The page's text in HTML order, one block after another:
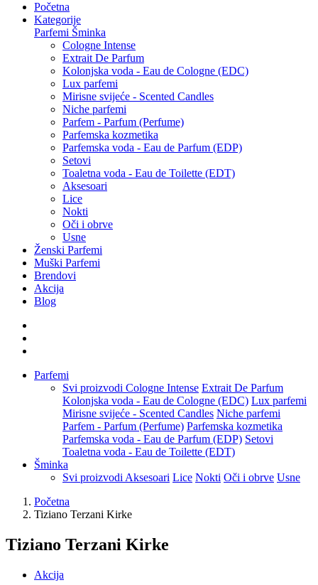
Početna
Kategorije
Parfemi Šminka
Cologne Intense
Extrait De Parfum
Kolonjska voda - Eau de Cologne (EDC)
Lux parfemi
Mirisne svijeće - Scented Candles
Niche parfemi
Parfem - Parfum (Perfume)
Parfemska kozmetika
Parfemska voda - Eau de Parfum (EDP)
Setovi
Toaletna voda - Eau de Toilette (EDT)
Aksesoari
Lice
Nokti
Oči i obrve
Usne
Ženski Parfemi
Muški Parfemi
Brendovi
Akcija
Blog
Parfemi
Svi proizvodi Cologne Intense Extrait De Parfum
Kolonjska voda - Eau de Cologne (EDC) Lux parfemi
Mirisne svijeće - Scented Candles Niche parfemi
Parfem - Parfum (Perfume) Parfemska kozmetika
Parfemska voda - Eau de Parfum (EDP) Setovi
Toaletna voda - Eau de Toilette (EDT)
Šminka
Svi proizvodi Aksesoari Lice Nokti Oči i obrve Usne
Početna
Tiziano Terzani Kirke
Tiziano Terzani Kirke
Akcija